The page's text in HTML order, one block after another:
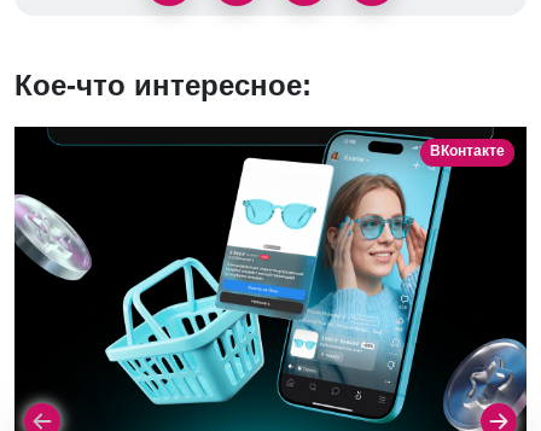
Кое-что интересное:
ВКонтакте